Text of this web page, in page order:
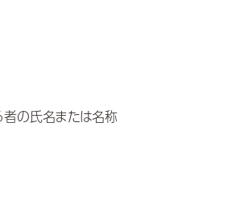
の氏名または名称